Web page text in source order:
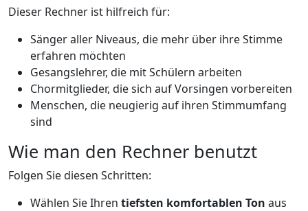
Dieser Rechner ist hilfreich für:
Sänger aller Niveaus, die mehr über ihre Stimme
erfahren möchten
Gesangslehrer, die mit Schülern arbeiten
Chormitglieder, die sich auf Vorsingen vorbereiten
Menschen, die neugierig auf ihren Stimmumfang
sind
Wie man den Rechner benutzt
Folgen Sie diesen Schritten:
Wählen Sie Ihren tiefsten komfortablen Ton aus